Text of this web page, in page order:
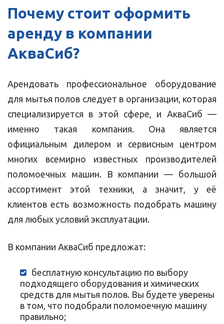
Почему стоит оформить
аренду в компании
АкваСиб?
Арендовать профессиональное оборудование
для мытья полов следует в организации, которая
специализируется в этой сфере, и АкваСиб —
именно такая компания. Она является
официальным дилером и сервисным центром
многих всемирно известных производителей
поломоечных машин. В компании — большой
ассортимент этой техники, а значит, у её
клиентов есть возможность подобрать машину
для любых условий эксплуатации.
В компании АкваСиб предложат:
бесплатную консультацию по выбору
подходящего оборудования и химических
средств для мытья полов. Вы будете уверены
в том, что подобрали поломоечную машину
правильно;